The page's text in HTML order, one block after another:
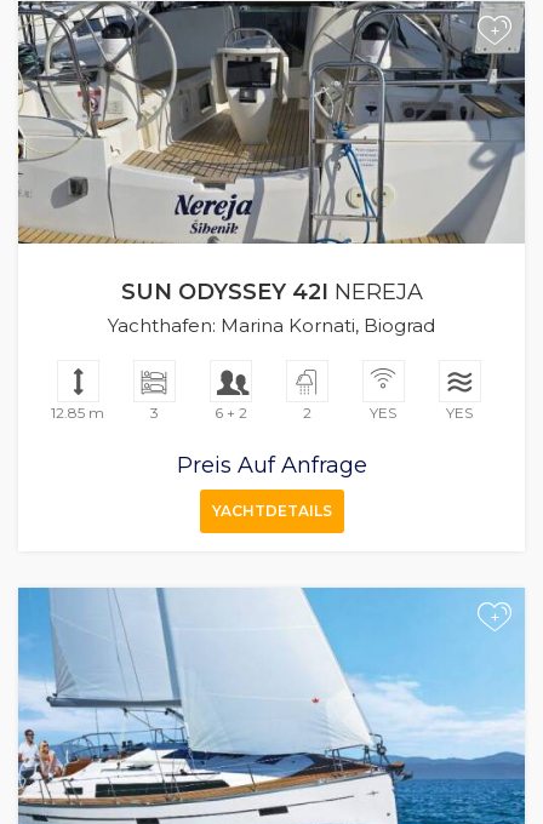
+
SUN ODYSSEY 42I NEREJA
Yachthafen: Marina Kornati, Biograd
12.85 m 3 6 + 2 2 YES YES
Preis Auf Anfrage
YACHTDETAILS
+